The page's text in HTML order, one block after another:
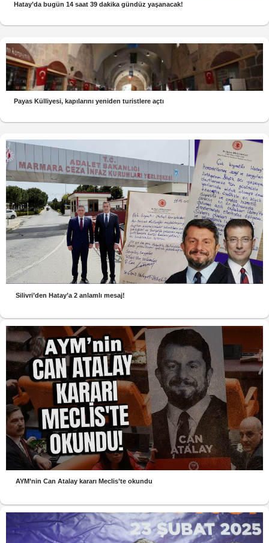
Hatay’da bugün 14 saat 39 dakika gündüz yaşanacak!
Payas Külliyesi, kapılarını yeniden turistlere açtı
Silivri’den Hatay’a 2 anlamlı mesaj!
AYM’nin Can Atalay kararı Meclis’te okundu